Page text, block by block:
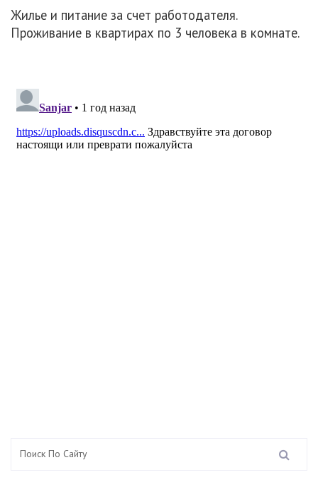
Жилье и питание за счет работодателя.
Проживание в квартирах по 3 человека в комнате.